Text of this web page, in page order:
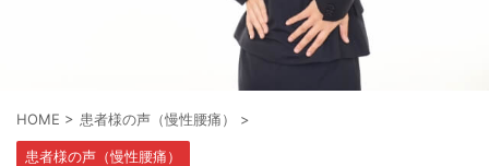
HOME > 患者様の声（慢性腰痛） >
患者様の声（慢性腰痛）